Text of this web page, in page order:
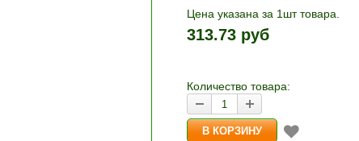
Цена указана за 1шт товара.
1шт прибавляется кнопками «+»
и «-». Выберите нужное
313.73 руб
Количество товара: